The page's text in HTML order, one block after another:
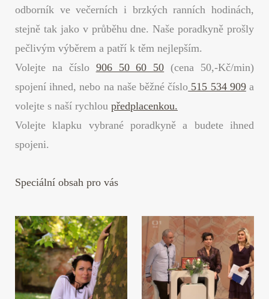
odborník ve večerních i brzkých ranních hodinách,
stejně tak jako v průběhu dne. Naše poradkyně prošly
pečlivým výběrem a patří k těm nejlepším.
Volejte na číslo 906 50 60 50 (cena 50,-Kč/min)
spojení ihned, nebo na naše běžné číslo 515 534 909a
volejte s naší rychlou předplacenkou.
Volejte klapku vybrané poradkyně a budete ihned
spojeni.
Speciální obsah pro vás